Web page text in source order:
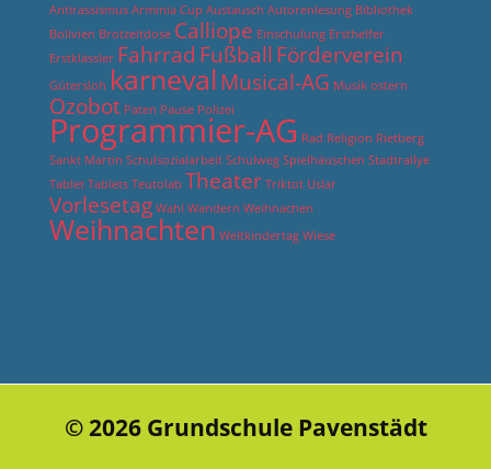
Antirassismus Arminia Cup Austausch Autorenlesung Bibliothek
Bolivien Brotzeitdose Calliope Einschulung Ersthelfer
Erstklässler Fahrrad FußballFörderverein
Gütersloh karnevalMusical-AG Musik ostern
Ozobot Paten Pause Polizei
Programmier-AG Rad Religion Rietberg
Sankt Martin Schulsozialarbeit Schulweg Spielhäuschen Stadtrallye
Tablet Tablets Teutolab Theater Triktot Uslar
Vorlesetag Wahl Wandern Weihnachen
Weihnachten Weltkindertag Wiese
© 2026 Grundschule Pavenstädt